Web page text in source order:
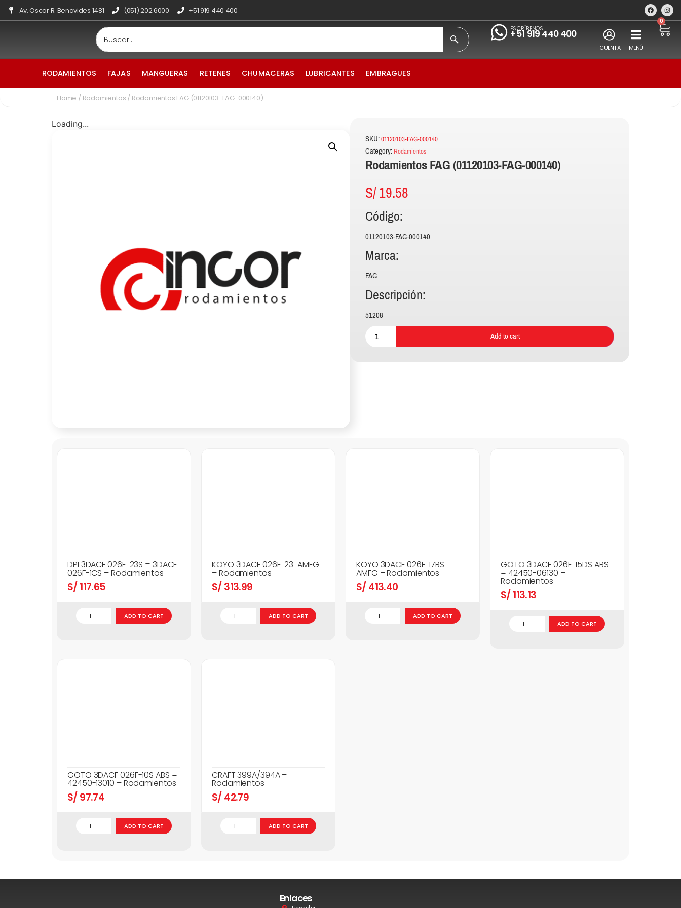
Av. Oscar R. Benavides 1481 (051) 202 6000 +51 919 440 400
ESCRÍBENOS
+51 919 440 400
CUENTA MENÚ
0
RODAMIENTOS FAJAS MANGUERAS RETENES CHUMACERAS LUBRICANTES EMBRAGUES
Home / Rodamientos / Rodamientos FAG (01120103-FAG-000140)
Loading...
SKU:01120103-FAG-000140
Category: Rodamientos
Rodamientos FAG (01120103-FAG-000140)
S/19.58
Código:
01120103-FAG-000140
Marca:
FAG
Descripción:
51208
Add to cart
DPI 3DACF 026F-23S = 3DACF
026F-1CS – Rodamientos
S/ 117.65
ADD TO CART
KOYO 3DACF 026F-23-AMFG
– Rodamientos
S/ 313.99
ADD TO CART
KOYO 3DACF 026F-17BS-
AMFG – Rodamientos
S/ 413.40
ADD TO CART
GOTO 3DACF 026F-15DS ABS
= 42450-06130 –
Rodamientos
S/ 113.13
ADD TO CART
GOTO 3DACF 026F-10S ABS =
42450-13010 – Rodamientos
S/ 97.74
ADD TO CART
CRAFT 399A/394A –
Rodamientos
S/ 42.79
ADD TO CART
Enlaces